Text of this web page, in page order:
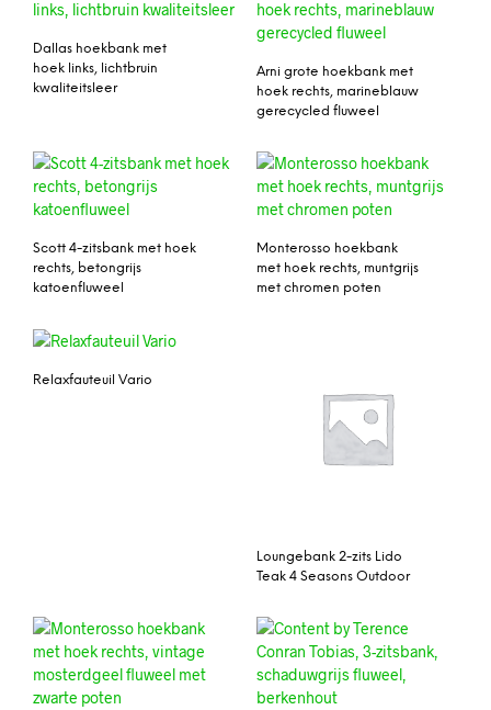
Dallas hoekbank met
hoek links, lichtbruin
kwaliteitsleer
Arni grote hoekbank met
hoek rechts, marineblauw
gerecycled fluweel
Scott 4-zitsbank met hoek
rechts, betongrijs
katoenfluweel
Monterosso hoekbank
met hoek rechts, muntgrijs
met chromen poten
Relaxfauteuil Vario
Loungebank 2-zits Lido
Teak 4 Seasons Outdoor